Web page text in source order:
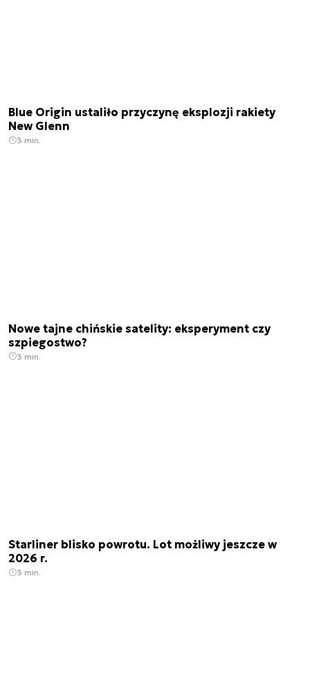
Blue Origin ustaliło przyczynę eksplozji rakiety
New Glenn
3 min.
Nowe tajne chińskie satelity: eksperyment czy
szpiegostwo?
3 min.
Starliner blisko powrotu. Lot możliwy jeszcze w
2026 r.
3 min.